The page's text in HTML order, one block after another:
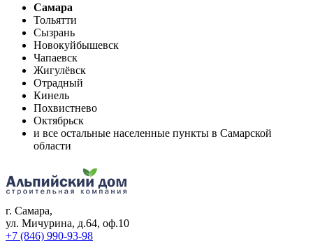
Самара
Тольятти
Сызрань
Новокуйбышевск
Чапаевск
Жигулёвск
Отрадный
Кинель
Похвистнево
Октябрьск
и все остальные населенные пункты в Самарской
области
г. Самара,
ул. Мичурина, д.64, оф.10
+7 (846) 990-93-98